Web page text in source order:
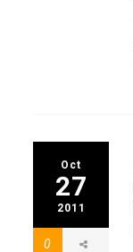
Oct
27
2011
0